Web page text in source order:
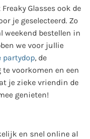
Glasses ook de
je geselecteerd. Zo
weekend bestellen in
we voor jullie
partydop, de
voorkomen en een
je zieke vriendin de
genieten!
en snel online al